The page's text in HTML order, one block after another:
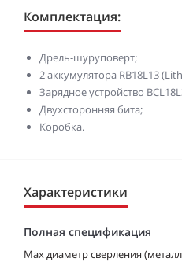
Комплектация:
Дрель-шуруповерт;
2 аккумулятора RB18L13
Зарядное устройство
Двухсторонняя бита;
Коробка.
Характеристики
Полная спецификация
Max диаметр сверления